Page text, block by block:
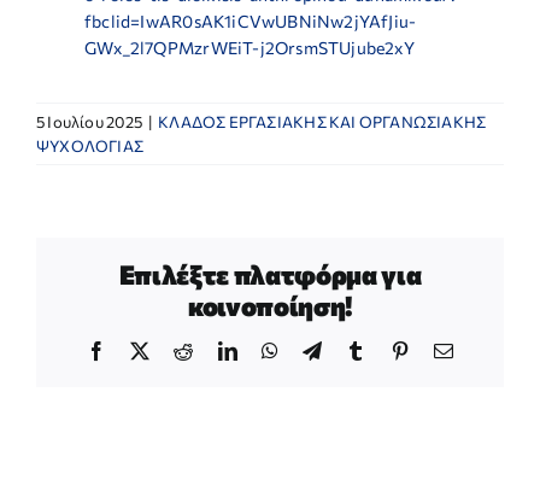
fbclid=IwAR0sAK1iCVwUBNiNw2jYAfJiu-
GWx_2l7QPMzrWEiT-j2OrsmSTUjube2xY
5 Ιουλίου 2025 | ΚΛΑΔΟΣ ΕΡΓΑΣΙΑΚΗΣ ΚΑΙ ΟΡΓΑΝΩΣΙΑΚΗΣ
ΨΥΧΟΛΟΓΙΑΣ
Επιλέξτε πλατφόρμα για
κοινοποίηση!
Facebook RedditLinkedInWhatsApp
TelegramTumblrPinterestEmail